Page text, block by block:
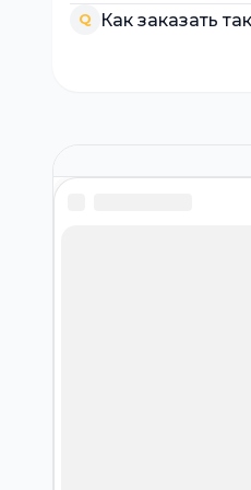
Q Как заказать